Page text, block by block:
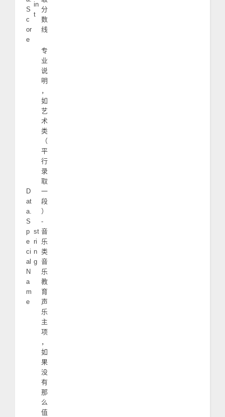
S
c
or
e
in
t
分
数
线
D
at
a.
S
p
e
ci
al
N
a
m
e
st
ri
n
g
专
业
说
明
，
如
艺
术
类
（
平
行
录
取
一
段
）
-
音
乐
类
音
乐
教
育
声
乐
主
项
，
如
果
没
有
那
么
值